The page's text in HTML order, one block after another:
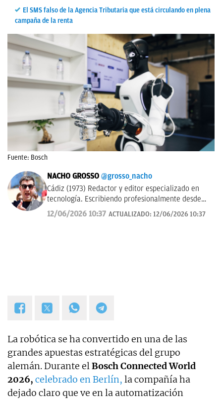
El SMS falso de la Agencia Tributaria que está circulando en plena
campaña de la renta
Fuente: Bosch
NACHO GROSSO @grosso_nacho
Cádiz (1973) Redactor y editor especializado en
tecnología. Escribiendo profesionalmente desde
2017 para medios de difusión y blogs en español.
12/06/2026 10:37 ACTUALIZADO: 12/06/2026 10:37
La robótica se ha convertido en una de las
grandes apuestas estratégicas del grupo
alemán. Durante el Bosch Connected World
2026, celebrado en Berlín, la compañía ha
dejado claro que ve en la automatización